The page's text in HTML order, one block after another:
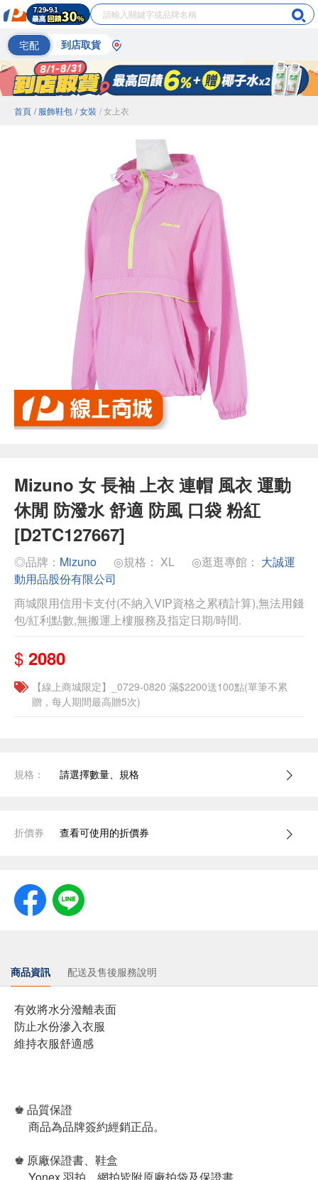
宅配 到店取貨
首頁 / 服飾鞋包 / 女裝 / 女上衣
Mizuno 女 長袖 上衣 連帽 風衣 運動
休閒 防潑水 舒適 防風 口袋 粉紅
[D2TC127667]
◎品牌： Mizuno ◎規格： XL ◎逛逛專館： 大誠運
動用品股份有限公司
商城限用信用卡支付(不納入VIP資格之累積計算),無法用錢
包/紅利點數,無搬運上樓服務及指定日期/時間.
$ 2080
【線上商城限定】_0729-0820 滿$2200送100點(單筆不累
贈，每人期間最高贈5次)
規格： 請選擇數量、規格
折價券 查看可使用的折價券
商品資訊 配送及售後服務說明
有效將水分潑離表面
防止水份滲入衣服
維持衣服舒適感
♚ 品質保證
商品為品牌簽約經銷正品。
♚ 原廠保證書、鞋盒
Yonex 羽拍、網拍皆附原廠拍袋及保證書。